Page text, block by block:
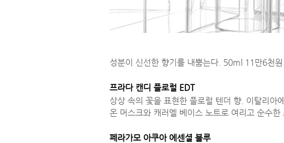
성분이 신선한 향기를 내뿜는다. 50ml 11만6천원.
프라다 캔디 플로럴 EDT
상상 속의 꽃을 표현한 플로럴 텐더 향. 이탈리아
온 머스크와 캐러멜 베이스 노트로 여리고 순수
페라가모 아쿠아 에센셜 블루